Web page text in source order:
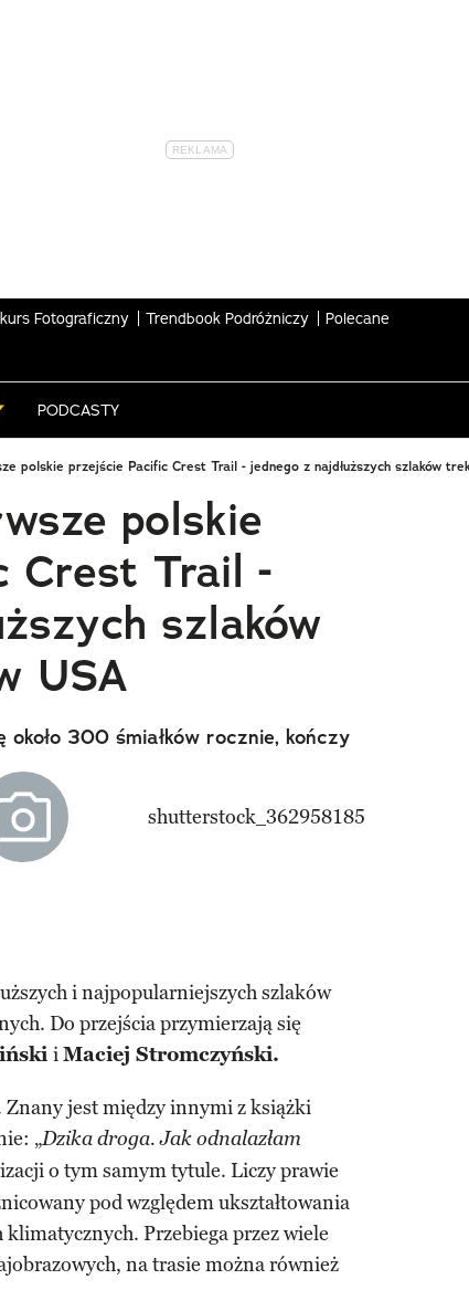
Fotograficzny Trendbook Podróżniczy Polecane
PODCASTY
polskie przejście Pacific Crest Trail - jednego z najdłuższych szlaków
polskie
Crest Trail -
szlaków
USA
300 śmiałków rocznie, kończy
i najpopularniejszych szlaków
Do przejścia przymierzają się
iMaciej Stromczyński.
Znany jest między innymi z książki
„Dzika droga. Jak odnalazłam
o tym samym tytule. Liczy prawie
pod względem ukształtowania
Przebiega przez wiele
na trasie można również